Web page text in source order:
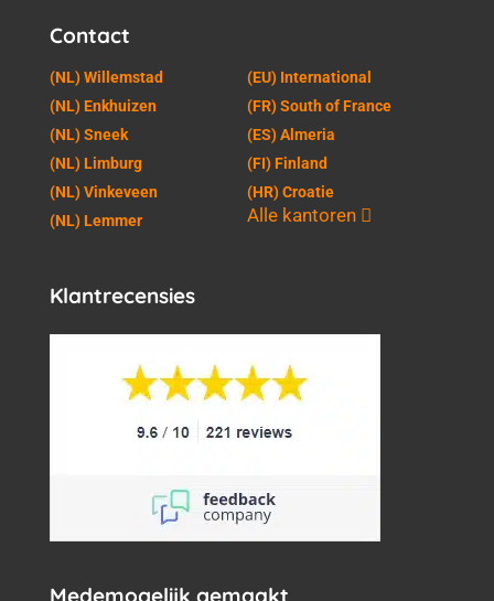
Contact
(NL) Willemstad
(NL) Enkhuizen
(NL) Sneek
(NL) Limburg
(NL) Vinkeveen
(NL) Lemmer
(EU) International
(FR) South of France
(ES) Almeria
(FI) Finland
(HR) Croatie
Alle kantoren
Klantrecensies